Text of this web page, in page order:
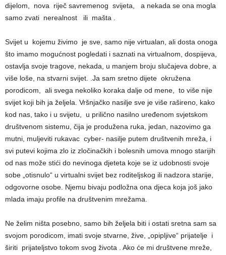
dijelom, nova riječ savremenog svijeta, a nekada se ona mogla
samo zvati nerealnost ili mašta .
Svijet u kojemu živimo je sve, samo nije virtualan, ali dosta onoga
što imamo mogućnost pogledati i saznati na virtualnom, dospijeva,
ostavlja svoje tragove, nekada, u manjem broju slučajeva dobre, a
više loše, na stvarni svijet. .Ja sam sretno dijete okružena
porodicom, ali svega nekoliko koraka dalje od mene, to više nije
svijet koji bih ja željela. Vršnjačko nasilje sve je više rašireno, kako
kod nas, tako i u svijetu, u prilično nasilno uređenom svjetskom
društvenom sistemu, čija je produžena ruka, jedan, nazovimo ga
mutni, muljeviti rukavac cyber- nasilje putem društvenih mreža, i
svi putevi kojima zlo iz zločinačkih i bolesnih umova mnogo starijih
od nas može stići do nevinoga djeteta koje se iz udobnosti svoje
sobe „otisnulo“ u virtualni svijet bez roditeljskog ili nadzora starije,
odgovorne osobe. Njemu bivaju podložna ona djeca koja još jako
mlada imaju profile na društvenim mrežama.
Ne želim ništa posebno, samo bih željela biti i ostati sretna sam sa
svojom porodicom, imati svoje stvarne, žive, „opipljive“ prijatelje i
širiti prijateljstvo tokom svog života . Ako će mi društvene mreže,